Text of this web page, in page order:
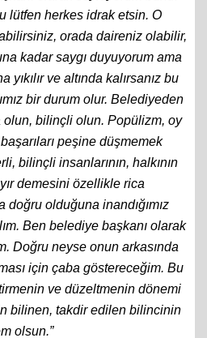
lütfen herkes idrak etsin. O
orada daireniz olabilir,
kadar saygı duyuyorum ama
ve altında kalırsanız bu
bir durum olur. Belediyeden
olun, bilinçli olun. Popülizm, oy
peşine düşmemek
bilinçli insanlarının, halkının
demesini özellikle rica
olduğuna inandığımız
Ben belediye başkanı olarak
Doğru neyse onun arkasında
için çaba göstereceğim. Bu
ve düzeltmenin dönemi
bilinen, takdir edilen bilincinin
olsun.”